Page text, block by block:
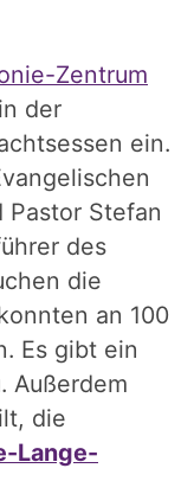
Zentrum
der
ein.
Pastor Stefan
des
die
an 100
Es gibt ein
Außerdem
die
Lange-